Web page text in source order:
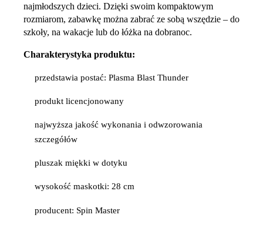
najmłodszych dzieci. Dzięki swoim kompaktowym
rozmiarom, zabawkę można zabrać ze sobą wszędzie – do
szkoły, na wakacje lub do łóżka na dobranoc.
Charakterystyka produktu:
przedstawia postać: Plasma Blast Thunder
produkt licencjonowany
najwyższa jakość wykonania i odwzorowania
szczegółów
pluszak miękki w dotyku
wysokość maskotki: 28 cm
producent: Spin Master